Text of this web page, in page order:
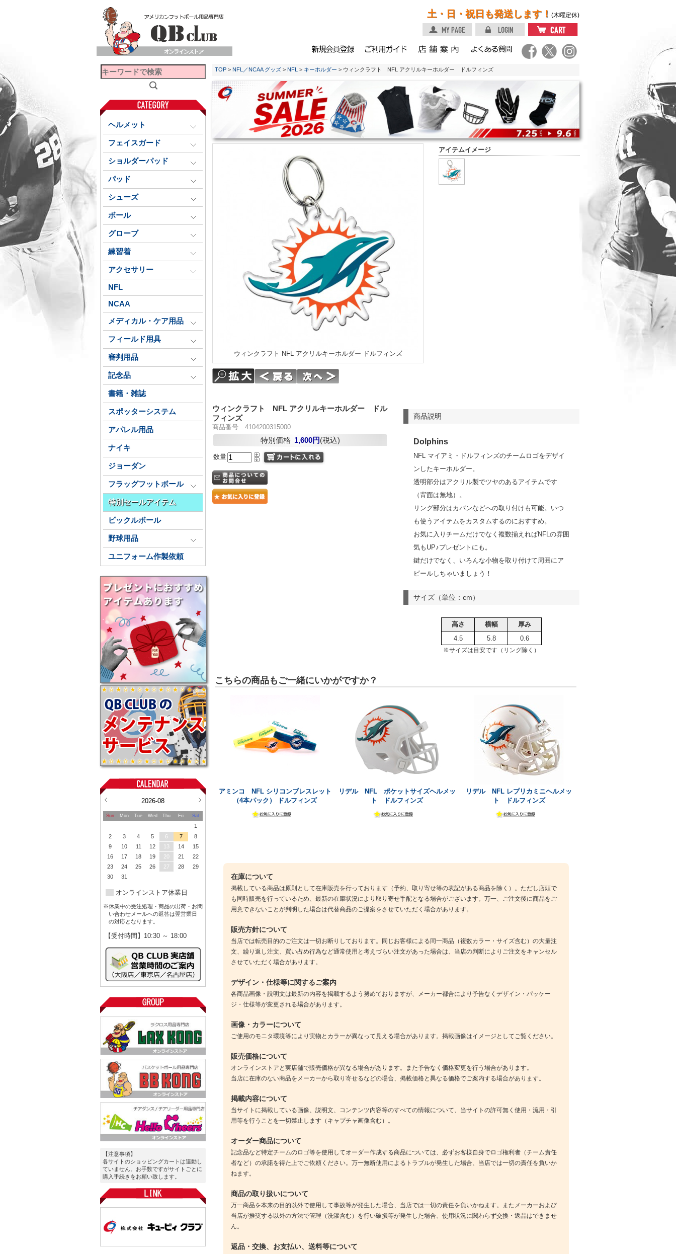
土・日・祝日も発送します！ (木曜定休)
ヘルメット
フェイスガード
ショルダーパッド
パッド
シューズ
ボール
グローブ
練習着
アクセサリー
NFL
NCAA
メディカル・ケア用品
フィールド用具
審判用品
記念品
書籍・雑誌
スポッターシステム
アパレル用品
ナイキ
ジョーダン
フラッグフットボール
特別セールアイテム
ピックルボール
野球用品
ユニフォーム作製依頼
2026-08
Sun Mon Tue Wed Thu Fri Sat
1
2
3 4 5 6 7
8
9
10 11 12 13 14
15
16
17 18 19 20 21
22
23
24 25 26 27 28
29
30
31
オンラインストア休業日
※休業中の受注処理・商品の出荷・お問
い合わせメールへの返答は翌営業日
の対応となります。
【受付時間】10:30 ～ 18:00
【注意事項】
各サイトのショッピングカートは連動し
ていません。お手数ですがサイトごとに
購入手続きをお願い致します。
TOP > NFL／NCAA グッズ > NFL > キーホルダー > ウィンクラフト NFL アクリルキーホルダー ドルフィンズ
アイテムイメージ
ウィンクラフト NFL アクリルキーホルダー ドルフィンズ
商品説明
Dolphins
NFL マイアミ・ドルフィンズのチームロゴをデザイ
ンしたキーホルダー。
透明部分はアクリル製でツヤのあるアイテムです
（背面は無地）。
リング部分はカバンなどへの取り付けも可能。いつ
も使うアイテムをカスタムするのにおすすめ。
お気に入りチームだけでなく複数揃えればNFLの雰囲
気もUP♪プレゼントにも。
鍵だけでなく、いろんな小物を取り付けて周囲にア
ピールしちゃいましょう！
サイズ（単位：cm）
高さ 横幅
厚み
4.5
5.8 0.6
※サイズは目安です（リング除く）
ウィンクラフト NFL アクリルキーホルダー ドル
フィンズ
商品番号 4104200315000
特別価格 1,600円(税込)
数量
こちらの商品もご一緒にいかがですか？
アミンコ NFL シリコンブレスレット
（4本パック） ドルフィンズ
リデル NFL ポケットサイズヘルメッ
ト ドルフィンズ
リデル NFL レプリカミニヘルメッ
ト ドルフィンズ
在庫について
掲載している商品は原則として在庫販売を行っております（予約、取り寄せ等の表記がある商品を除く）。ただし店頭で
も同時販売を行っているため、最新の在庫状況により取り寄せ手配となる場合がございます。万一、ご注文後に商品をご
用意できないことが判明した場合は代替商品のご提案をさせていただく場合があります。
販売方針について
当店では転売目的のご注文は一切お断りしております。同じお客様による同一商品（複数カラー・サイズ含む）の大量注
文、繰り返し注文、買い占め行為など通常使用と考えづらい注文があった場合は、当店の判断によりご注文をキャンセル
させていただく場合があります。
デザイン・仕様等に関するご案内
各商品画像・説明文は最新の内容を掲載するよう努めておりますが、メーカー都合により予告なくデザイン・パッケー
ジ・仕様等が変更される場合があります。
画像・カラーについて
ご使用のモニタ環境等により実物とカラーが異なって見える場合があります。掲載画像はイメージとしてご覧ください。
販売価格について
オンラインストアと実店舗で販売価格が異なる場合があります。また予告なく価格変更を行う場合があります。
当店に在庫のない商品をメーカーから取り寄せるなどの場合、掲載価格と異なる価格でご案内する場合があります。
掲載内容について
当サイトに掲載している画像、説明文、コンテンツ内容等のすべての情報について、当サイトの許可無く使用・流用・引
用等を行うことを一切禁止します（キャプチャ画像含む）。
オーダー商品について
記念品など特定チームのロゴ等を使用してオーダー作成する商品については、必ずお客様自身でロゴ権利者（チーム責任
者など）の承諾を得た上でご依頼ください。万一無断使用によるトラブルが発生した場合、当店では一切の責任を負いか
ねます。
商品の取り扱いについて
万一商品を本来の目的以外で使用して事故等が発生した場合、当店では一切の責任を負いかねます。またメーカーおよび
当店が推奨する以外の方法で管理（洗濯含む）を行い破損等が発生した場合、使用状況に関わらず交換・返品はできませ
ん。
返品・交換、お支払い、送料等について